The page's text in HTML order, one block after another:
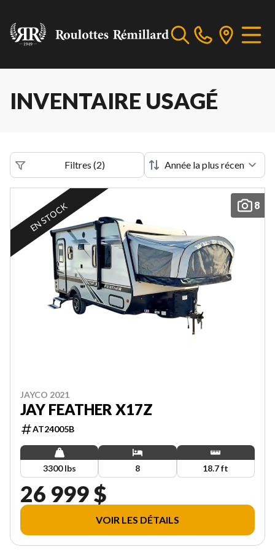
INVENTAIRE USAGÉ
Filtres (2)
8
EN STOCK
JAYCO 2021
JAY FEATHER X17Z
AT24005B
3300 lbs 8 18.7 ft
26 999 $
VOIR LES DÉTAILS